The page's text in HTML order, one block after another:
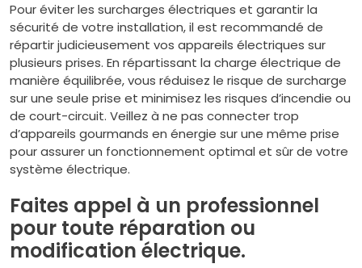
Pour éviter les surcharges électriques et garantir la
sécurité de votre installation, il est recommandé de
répartir judicieusement vos appareils électriques sur
plusieurs prises. En répartissant la charge électrique de
manière équilibrée, vous réduisez le risque de surcharge
sur une seule prise et minimisez les risques d’incendie ou
de court-circuit. Veillez à ne pas connecter trop
d’appareils gourmands en énergie sur une même prise
pour assurer un fonctionnement optimal et sûr de votre
système électrique.
Faites appel à un professionnel
pour toute réparation ou
modification électrique.